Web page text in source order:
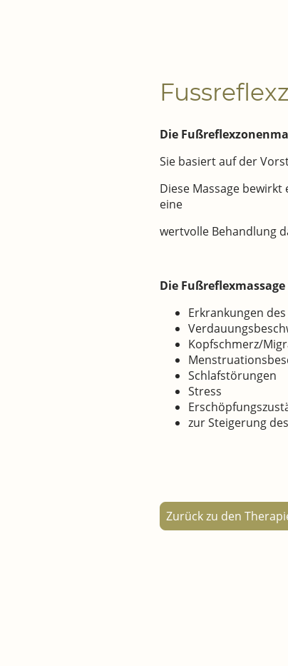
Die
Sie basiert auf der
Diese Massage
eine
wertvolle Behandlung
Die
Erkrankungen
Kopfschmerz/
Schlafstörungen
Stress
zur Steigerung
Zurück zu den